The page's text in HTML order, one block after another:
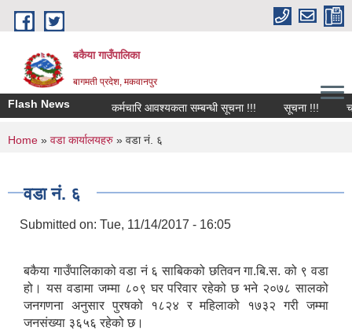
Skip to main content
बकैया गाउँपालिका
बागमती प्रदेश, मकवानपुर
Flash News कर्मचारि आवश्यकता सम्बन्धी सूचना !!! सूचना !!!
You are here
Home » वडा कार्यालयहरु » वडा नं. ६
वडा नं. ६
Submitted on: Tue, 11/14/2017 - 16:05
बकैया गाउँपालिकाको वडा नं ६ साबिकको छतिवन गा.बि.स. को ९ वडा
हो। यस वडामा जम्मा ८०९ घर परिवार रहेको छ भने २०७८ सालको
जनगणना अनुसार पुरषको १८२४ र महिलाको १७३२ गरी जम्मा
जनसंख्या ३६५६ रहेको छ।